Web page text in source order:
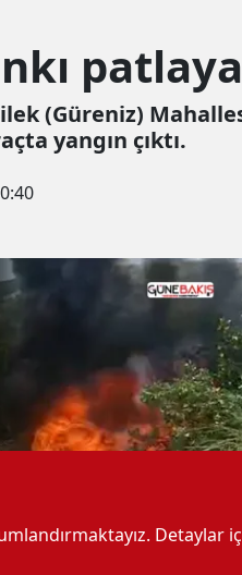
(Güreniz)
yangın çıktı.
Detaylar